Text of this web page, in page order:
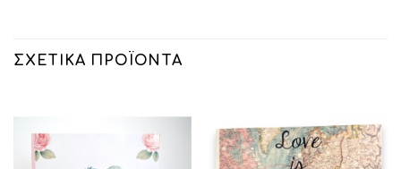
ΣΧΕΤΙΚΆ ΠΡΟΪΌΝΤΑ